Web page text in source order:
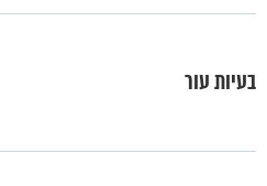
בעיות עור